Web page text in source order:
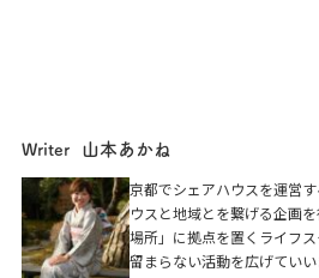
Writer 山本あかね
京都でシェアハウスを運営
ウスと地域とを繋げる企画
場所」に拠点を置くライフ
留まらない活動を広げていい